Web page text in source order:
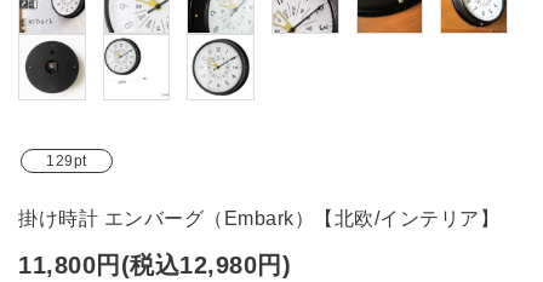
129pt
掛け時計 エンバーグ（Embark）【北欧/インテリア】
11,800円(税込12,980円)